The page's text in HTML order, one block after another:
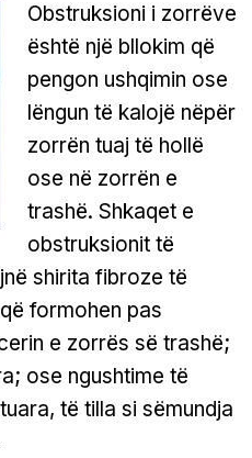
Obstruksioni i zorrëve
është një bllokim që
pengon ushqimin ose
lëngun të kalojë nëpër
zorrën tuaj të hollë
ose në zorrën e
trashë. Shkaqet e
obstruksionit të
shirita fibroze të
formohen pas
e zorrës së trashë;
ose ngushtime të
të tilla si sëmundja